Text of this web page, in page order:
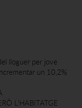
lloguer per jove
un 10,2%
L'HABITATGE